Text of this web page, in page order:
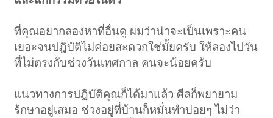
ที่คุณอยากลองหาที่อื่นดู ผมว่าน่าจะเป็นเพราะคน
เยอะจนปฎิบัติไม่ค่อยสะดวกใช่มั้ยครับ ให้ลองไปวัน
ที่ไม่ตรงกับช่วงวันเทศกาล คนจะน้อยครับ
แนวทางการปฎิบัติคุณก็ได้มาแล้ว ศีลก็พยายาม
ร้กษาอยู่เสมอ ช่วงอยู่ที่บ้านก็หมั่นทำบ่อยๆ ไม่ว่า